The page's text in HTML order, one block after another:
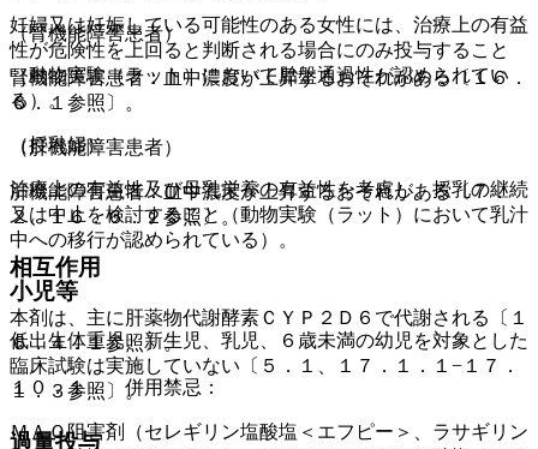
妊婦又は妊娠している可能性のある女性には、治療上の有益
性が危険性を上回ると判断される場合にのみ投与すること
（動物実験（ラット）において胎盤通過性が認められてい
る）。
（授乳婦）
治療上の有益性及び母乳栄養の有益性を考慮し、授乳の継続
又は中止を検討すること（動物実験（ラット）において乳汁
中への移行が認められている）。
小児等
低出生体重児、新生児、乳児、６歳未満の幼児を対象とした
臨床試験は実施していない〔５．１、１７．１．１−１７．
１．３参照〕。
過量投与
（腎機能障害患者）
腎機能障害患者：血中濃度が上昇するおそれがある〔１６．
６．１参照〕。
（肝機能障害患者）
肝機能障害患者：血中濃度が上昇するおそれがある〔７．
２、１６．６．２参照〕。
相互作用
本剤は、主に肝薬物代謝酵素ＣＹＰ２Ｄ６で代謝される〔１
６．４．１参照〕。
１０．１． 併用禁忌：
ＭＡＯ阻害剤（セレギリン塩酸塩＜エフピー＞、ラサギリン